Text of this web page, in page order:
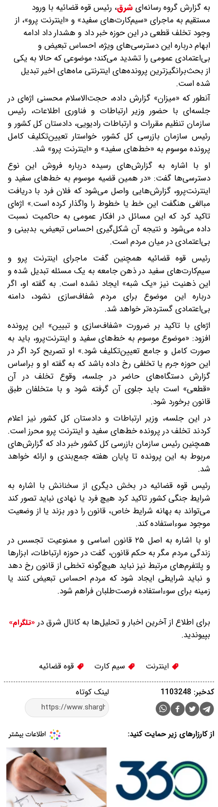
به گزارش گروه رسانه‌ایشرق، رئیس قوه قضائیه با ورود
مستقیم به ماجرای «سیم‌کارت‌های سفید» و «اینترنت پرو»، از
وجود تخلف قطعی در این حوزه خبر داد و هشدار داد ادامه
ابهام درباره این دسترسی‌های ویژه، احساس تبعیض و
بی‌اعتمادی عمومی را تشدید می‌کند؛ موضوعی که حالا به یکی
از بحث‌برانگیزترین پرونده‌های اینترنتی ماه‌های اخیر تبدیل
شده است.
آنطور که «میزان» گزارش داده، حجت‌الاسلام محسنی اژه‌ای در
جلسه‌ای با حضور وزیر ارتباطات و فناوری اطلاعات، رئیس
سازمان تنظیم مقررات و ارتباطات رادیویی، دادستان کل کشور و
رئیس سازمان بازرسی کل کشور، خواستار تعیین‌تکلیف کامل
پرونده موسوم به «خط‌های سفید» و «اینترنت پرو» شد.
او با اشاره به گزارش‌های رسیده درباره فروش این نوع
دسترسی‌ها گفت: «در همین قضیه موسوم به خط‌های سفید و
اینترنت‌پرو، گزارش‌هایی واصل می‌شود که فلان فرد با دریافت
مبالغی هنگفت این خط یا خطوط را واگذار کرده است.» اژه‌ای
تاکید کرد که این مسائل در افکار عمومی به حاکمیت نسبت
داده می‌شود و نتیجه آن شکل‌گیری احساس تبعیض، بدبینی و
بی‌اعتمادی در میان مردم است.
رئیس قوه قضائیه همچنین گفت ماجرای اینترنت پرو و
سیم‌کارت‌های سفید در ذهن جامعه به یک مسئله تبدیل شده و
این ذهنیت نیز «یک شبه» ایجاد نشده است. به گفته او، اگر
درباره این موضوع برای مردم شفاف‌سازی نشود، دامنه
بی‌اعتمادی گسترده‌تر خواهد شد.
اژه‌ای با تاکید بر ضرورت «شفاف‌سازی و تبیین» این پرونده
افزود: «موضوع موسوم به خط‌های سفید و اینترنت‌پرو، باید به
صورت کامل و جامع تعیین‌تکلیف شود.» او تصریح کرد اگر در
این حوزه جرم یا تخلفی رخ داده باشد که به گفته او و براساس
گزارش دستگاه‌های حاضر در جلسه، وقوع تخلف در آن
«قطعی» است باید جلوی آن گرفته شود و با متخلفان طبق
قانون برخورد شود.
در این جلسه، وزیر ارتباطات و دادستان کل کشور نیز اعلام
کردند تخلف در پرونده خط‌های سفید و اینترنت پرو محرز است.
همچنین رئیس سازمان بازرسی کل کشور خبر داد که گزارش‌های
مربوط به این پرونده تا پایان هفته جمع‌بندی و ارائه خواهد
شد.
رئیس قوه قضائیه در بخش دیگری از سخنانش با اشاره به
شرایط جنگی کشور تاکید کرد هیچ فرد یا نهادی نباید تصور کند
می‌تواند به بهانه شرایط خاص، قانون را دور بزند یا از وضعیت
موجود سوءاستفاده کند.
او با اشاره به اصل ۲۵ قانون اساسی و ممنوعیت تجسس در
زندگی مردم مگر به حکم قانون، گفت در حوزه ارتباطات، ابزارها
و پلتفرم‌های مرتبط نیز نباید هیچ‌گونه تخطی از قانون رخ دهد
و نباید شرایطی ایجاد شود که مردم احساس تبعیض کنند یا
زمینه برای سوءاستفاده فرصت‌طلبان فراهم شود.
برای اطلاع از آخرین اخبار و تحلیل‌ها به کانال شرق در «تلگرام»
بپیوندید.
اینترنت سیم کارت قوه قضائیه
لینک کوتاه کدخبر: 1103248
از کارزارهای زیر حمایت کنید: